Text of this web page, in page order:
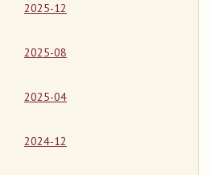
2025-12
2025-08
2025-04
2024-12